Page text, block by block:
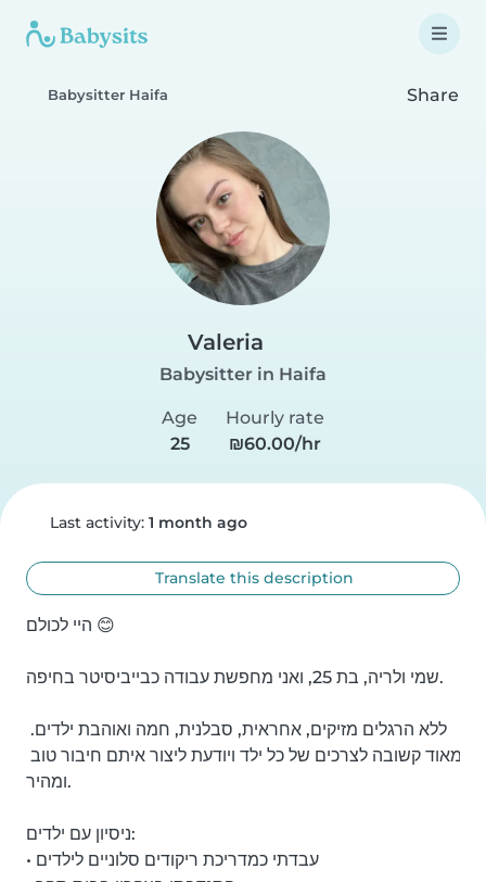
Babysitter Haifa Share
Valeria
Babysitter in Haifa
Age
25
Hourly rate
₪60.00/hr
Last activity: 1 month ago
Translate this description
היי לכולם 😊
שמי ולריה, בת 25, ואני מחפשת עבודה כבייביסיטר בחיפה.
ומהיר.
ניסיון עם ילדים:
• עבדתי כמדריכת ריקודים סלוניים לילדים